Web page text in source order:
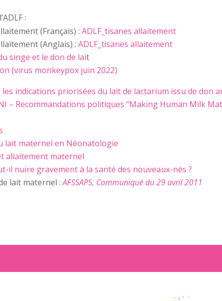
:
(Français) :ADLF_tisanes allaitement
(Anglais) :ADLF_tisanes allaitement
singe et le don de lait
(virus monkeypox juin 2022)
indications priorisées du lait de lactarium issu de don
– Recommandations politiques “Making Human Milk
lait maternel en Néonatologie
allaitement maternel
il nuire gravement à la santé des nouveaux-nés ?
lait maternel : AFSSAPS, Communiqué du 29 avril 2011